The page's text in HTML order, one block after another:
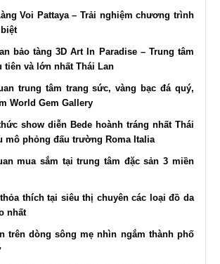
Voi Pattaya – Trải nghiệm chương trình
bảo tàng 3D Art In Paradise – Trung tâm
tiên và lớn nhất Thái Lan
trung tâm trang sức, vàng bạc đá quý,
World Gem Gallery
show diễn Bede hoành tráng nhất Thái
mô phỏng đấu trường Roma Italia
mua sắm tại trung tâm đặc sản 3 miền
thỏa thích tại siêu thị chuyên các loại đồ da
nhất
trên dòng sông mẹ nhìn ngắm thành phố